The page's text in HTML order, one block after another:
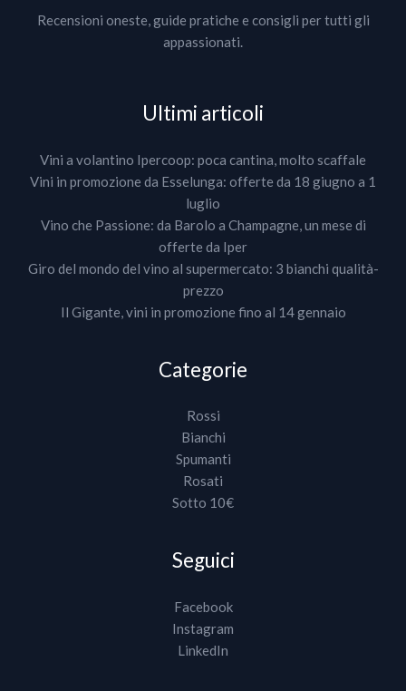
Recensioni oneste, guide pratiche e consigli per tutti gli
appassionati.
Ultimi articoli
Vini a volantino Ipercoop: poca cantina, molto scaffale
Vini in promozione da Esselunga: offerte da 18 giugno a 1
luglio
Vino che Passione: da Barolo a Champagne, un mese di
offerte da Iper
Giro del mondo del vino al supermercato: 3 bianchi qualità-
prezzo
Il Gigante, vini in promozione fino al 14 gennaio
Categorie
Rossi
Bianchi
Spumanti
Rosati
Sotto 10€
Seguici
Facebook
Instagram
LinkedIn